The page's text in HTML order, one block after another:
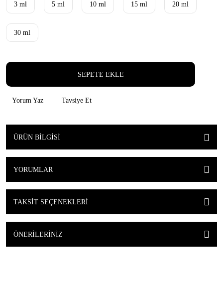
3 ml 5 ml 10 ml 15 ml 20 ml
30 ml
SEPETE EKLE
Yorum Yaz Tavsiye Et
ÜRÜN BILGISI
YORUMLAR
TAKSIT SEÇENEKLERI
ÖNERILERINIZ